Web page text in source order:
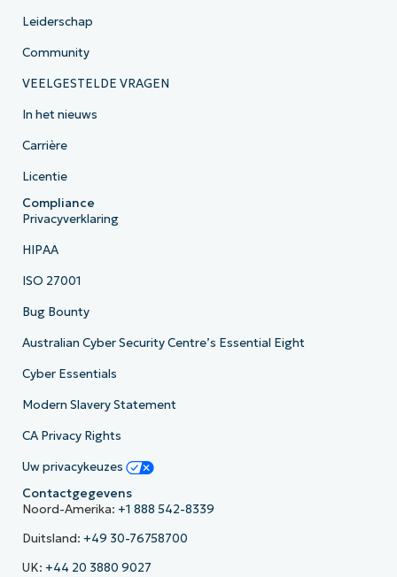
Leiderschap
Community
VEELGESTELDE VRAGEN
In het nieuws
Carrière
Licentie
Compliance
Privacyverklaring
HIPAA
ISO 27001
Bug Bounty
Australian Cyber Security Centre’s Essential Eight
Cyber Essentials
Modern Slavery Statement
CA Privacy Rights
Uw privacykeuzes
Contactgegevens
Noord-Amerika: +1 888 542-8339
Duitsland: +49 30-76758700
UK: +44 20 3880 9027